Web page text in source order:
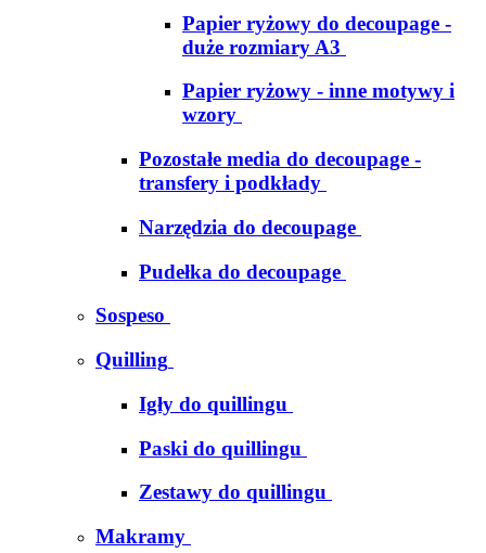
Papier ryżowy do decoupage -
duże rozmiary A3
Papier ryżowy - inne motywy i
wzory
Pozostałe media do decoupage -
transfery i podkłady
Narzędzia do decoupage
Pudełka do decoupage
Sospeso
Quilling
Igły do quillingu
Paski do quillingu
Zestawy do quillingu
Makramy